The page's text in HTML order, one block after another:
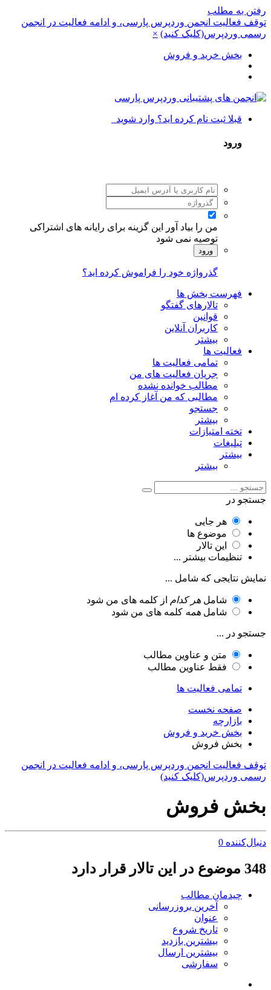
رفتن به مطلب
توقف فعالیت انجمن وردپرس پارسی، و ادامه فعالیت در انجمن
رسمی وردپرس(کلیک کنید) ×
بخش خرید و فروش
قبلا ثبت نام کرده اید؟ وارد شوید
ورود
من را بیاد آور
این گزینه برای رایانه های اشتراکی
توصیه نمی شود
ورود
گذرواژه خود را فراموش کرده اید؟
فهرست بخش ها
تالارهای گفتگو
قوانین
کاربران آنلاین
بیشتر
فعالیت ها
تمامی فعالیت ها
جریان فعالیت های من
مطالب خوانده نشده
مطالبی که من آغاز کرده ام
جستجو
بیشتر
تخته امتیازات
تبلیغات
بیشتر
بیشتر
جستجو در
هر جایی
موضوع ها
این تالار
تنظیمات بیشتر ...
نمایش نتایجی که شامل ...
شامل هر کدام از کلمه های من شود
شامل همه کلمه های من شود
جستجو در ...
متن و عناوین مطالب
فقط عناوین مطالب
تمامی فعالیت ها
صفحه نخست
بازارچه
بخش خرید و فروش
بخش فروش
توقف فعالیت انجمن وردپرس پارسی، و ادامه فعالیت در انجمن
رسمی وردپرس(کلیک کنید)
بخش فروش
دنبال‌کننده 0
348 موضوع در این تالار قرار دارد
چیدمان مطالب
آخرین بروزرسانی
عنوان
تاریخ شروع
بیشترین بازدید
بیشترین ارسال
سفارشی